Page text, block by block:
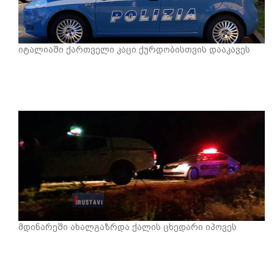
იტალიაში ქართველი კაცი ქურდობისთვის დააკავეს
მდინარეში ახალგაზრდა ქალის ცხედარი იპოვეს